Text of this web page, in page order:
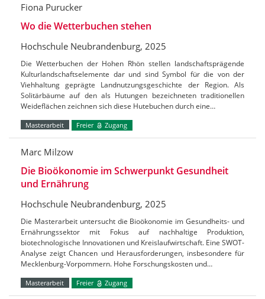
Fiona Purucker
Wo die Wetterbuchen stehen
Hochschule Neubrandenburg, 2025
Die Wetterbuchen der Hohen Rhön stellen landschaftsprägende
Kulturlandschaftselemente dar und sind Symbol für die von der
Viehhaltung geprägte Landnutzungsgeschichte der Region. Als
Solitärbäume auf den als Hutungen bezeichneten traditionellen
Weideflächen zeichnen sich diese Hutebuchen durch eine…
Masterarbeit Freier Zugang
Marc Milzow
Die Bioökonomie im Schwerpunkt Gesundheit
und Ernährung
Hochschule Neubrandenburg, 2025
Die Masterarbeit untersucht die Bioökonomie im Gesundheits- und
Ernährungssektor mit Fokus auf nachhaltige Produktion,
biotechnologische Innovationen und Kreislaufwirtschaft. Eine SWOT-
Analyse zeigt Chancen und Herausforderungen, insbesondere für
Mecklenburg-Vorpommern. Hohe Forschungskosten und…
Masterarbeit Freier Zugang